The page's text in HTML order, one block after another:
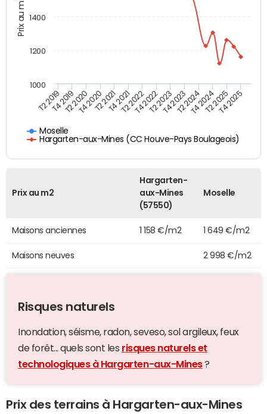
Prix au m2
Moselle
Hargarten-aux-Mines (CC Houve-Pays Boulageois)
T2 2019T4 2019T2 2020T4 2020T2 2021T4 2021T2 2022T4 2022T2 2023T4 2023T2 2024T4 2024T2 2025T4 2025
1000
1200
1400
Prix au m2
Hargarten-
aux-Mines
(57550)
Moselle
Maisons anciennes 1 158 €/m2 1 649 €/m2
Maisons neuves 2 998 €/m2
Risques naturels
Inondation, séisme, radon, seveso, sol argileux, feux
de forêt... quels sont les risques naturels et
technologiques à Hargarten-aux-Mines?
Prix des terrains à Hargarten-aux-Mines